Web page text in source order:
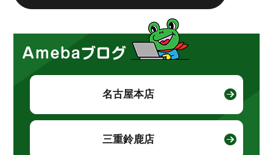
名古屋本店
三重鈴鹿店